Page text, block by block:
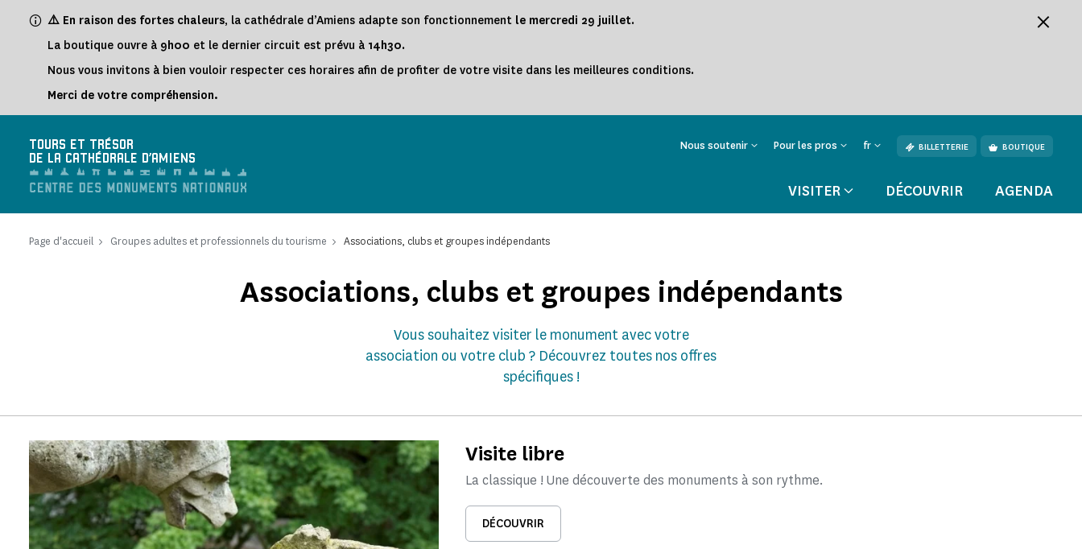
⚠️ En raison des fortes chaleurs, la cathédrale d’Amiens adapte son fonctionnement le mercredi 29 juillet.
La boutique ouvre à 9h00 et le dernier circuit est prévu à 14h30.
Nous vous invitons à bien vouloir respecter ces horaires afin de profiter de votre visite dans les meilleures conditions.
Merci de votre compréhension.
TOURS ET TRÉSOR
DE LA CATHÉDRALE D'AMIENS
Nous soutenir Pour les pros fr BILLETTERIE BOUTIQUE
VISITER DÉCOUVRIR AGENDA
Page d'accueil Groupes adultes et professionnels du tourisme Associations, clubs et groupes indépendants
Associations, clubs et groupes indépendants
Vous souhaitez visiter le monument avec votre
association ou votre club ? Découvrez toutes nos offres
spécifiques !
Visite libre
La classique ! Une découverte des monuments à son rythme.
DÉCOUVRIR